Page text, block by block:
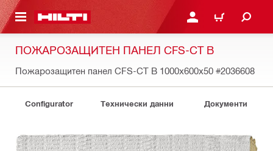
СЪДЪРЖАНИЕ ВЛЕЗ ИЛИ СЕ
КОЛИЧКА
ПОЖАРОЗАЩИТЕН ПАНЕЛ CFS-CT B
Пожарозащитен панел CFS-CT B 1000x600x50 #2036608
Configurator Технически данни Документи